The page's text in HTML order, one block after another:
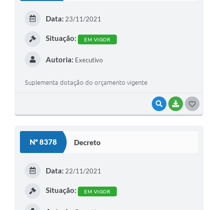
VISUALIZAR
BAIXAR
Data: 23/11/2021
Situação: EM VIGOR
Autoria: Executivo
Suplementa dotação do orçamento vigente
Nº 8378 Decreto
Data: 22/11/2021
Situação: EM VIGOR